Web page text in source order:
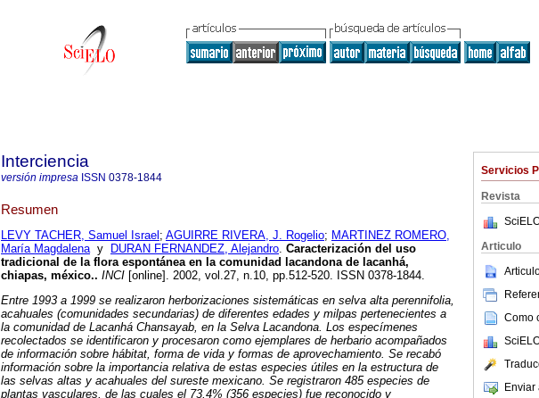
Servicios
Revista
Articulo
Como
Enviar
Interciencia
versión impresa ISSN 0378-1844
Resumen
LEVY TACHER, Samuel Israel ; AGUIRRE RIVERA, J. Rogelio; MARTINEZ ROMERO,
María Magdalenay DURAN FERNANDEZ, Alejandro. Caracterización del uso
tradicional de la flora espontánea en la comunidad lacandona de lacanhá,
chiapas, méxico.. INCI [online]. 2002, vol.27, n.10, pp.512-520. ISSN 0378-1844.
Entre 1993 a 1999 se realizaron herborizaciones sistemáticas en selva alta perennifolia,
acahuales (comunidades secundarias) de diferentes edades y milpas pertenecientes a
la comunidad de Lacanhá Chansayab, en la Selva Lacandona. Los especímenes
recolectados se identificaron y procesaron como ejemplares de herbario acompañados
de información sobre hábitat, forma de vida y formas de aprovechamiento. Se recabó
información sobre la importancia relativa de estas especies útiles en la estructura de
las selvas altas y acahuales del sureste mexicano. Se registraron 485 especies de
plantas vasculares, de las cuales el 73,4% (356 especies) fue reconocido y